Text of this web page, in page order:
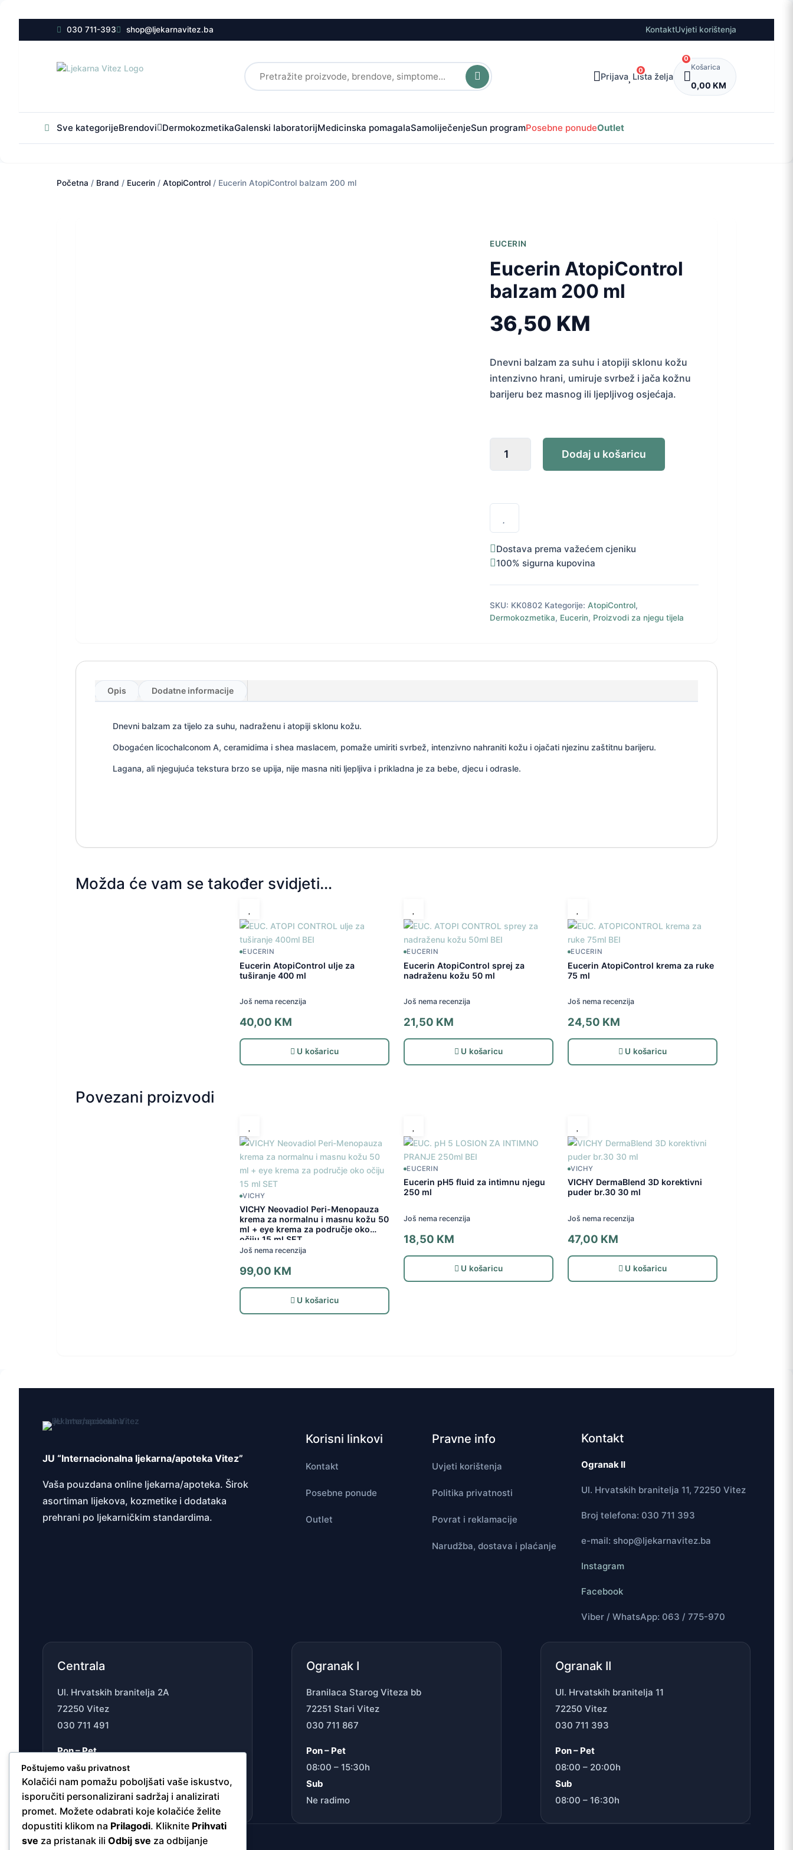
030 711-393 shop@ljekarnavitez.ba KontaktUvjeti korištenja
Prijava
0
Lista želja
0
Košarica
0,00 KM
Sve kategorijeBrendovi DermokozmetikaGalenski laboratorijMedicinska pomagalaSamoliječenjeSun programPosebne ponudeOutlet
Početna / Brand / Eucerin / AtopiControl / Eucerin AtopiControl balzam 200 ml
EUCERIN
Eucerin AtopiControl
balzam 200 ml
36,50 KM
Dnevni balzam za suhu i atopiji sklonu kožu
intenzivno hrani, umiruje svrbež i jača kožnu
barijeru bez masnog ili ljepljivog osjećaja.
AtopiControl
balzam
količina
Dodaj u košaricu
Dostava prema važećem cjeniku
100% sigurna kupovina
SKU: KK0802 Kategorije:AtopiControl,
Dermokozmetika, Eucerin, Proizvodi za njegu tijela
Opis Dodatne informacije
Dnevni balzam za tijelo za suhu, nadraženu i atopiji sklonu kožu.
Obogaćen licochalconom A, ceramidima i shea maslacem, pomaže umiriti svrbež, intenzivno nahraniti kožu i ojačati njezinu zaštitnu barijeru.
Lagana, ali njegujuća tekstura brzo se upija, nije masna niti ljepljiva i prikladna je za bebe, djecu i odrasle.
Možda će vam se također svidjeti…
EUCERIN
Eucerin AtopiControl ulje za
tuširanje 400 ml
Još nema recenzija
40,00 KM
U košaricu
EUCERIN
Eucerin AtopiControl sprej za
nadraženu kožu 50 ml
Još nema recenzija
21,50 KM
U košaricu
EUCERIN
Eucerin AtopiControl krema za ruke
75 ml
Još nema recenzija
24,50 KM
U košaricu
Povezani proizvodi
VICHY
VICHY Neovadiol Peri-Menopauza
krema za normalnu i masnu kožu 50
ml + eye krema za područje oko
očiju 15 ml SET
Još nema recenzija
99,00 KM
U košaricu
EUCERIN
Eucerin pH5 fluid za intimnu njegu
250 ml
Još nema recenzija
18,50 KM
U košaricu
VICHY
VICHY DermaBlend 3D korektivni
puder br.30 30 ml
Još nema recenzija
47,00 KM
U košaricu
JU “Internacionalna ljekarna/apoteka Vitez”
Vaša pouzdana online ljekarna/apoteka. Širok
asortiman lijekova, kozmetike i dodataka
prehrani po ljekarničkim standardima.
Korisni linkovi
Kontakt
Posebne ponude
Outlet
Pravne info
Uvjeti korištenja
Politika privatnosti
Povrat i reklamacije
Narudžba, dostava i plaćanje
Kontakt
Ogranak II
Ul. Hrvatskih branitelja 11, 72250 Vitez
Broj telefona: 030 711 393
e-mail: shop@ljekarnavitez.ba
Instagram
Facebook
Viber / WhatsApp: 063 / 775-970
Centrala
Ul. Hrvatskih branitelja 2A
72250 Vitez
030 711 491
Pon – Pet
07:00 – 15:30h
Sub
Ne radimo
Ogranak I
Branilaca Starog Viteza bb
72251 Stari Vitez
030 711 867
Pon – Pet
08:00 – 15:30h
Sub
Ne radimo
Ogranak II
Ul. Hrvatskih branitelja 11
72250 Vitez
030 711 393
Pon – Pet
08:00 – 20:00h
Sub
08:00 – 16:30h
Poštujemo vašu privatnost
Kolačići nam pomažu poboljšati vaše iskustvo,
isporučiti personalizirani sadržaj i analizirati
promet. Možete odabrati koje kolačiće želite
dopustiti klikom na Prilagodi. Kliknite Prihvati
sve za pristanak ili Odbij sve za odbijanje